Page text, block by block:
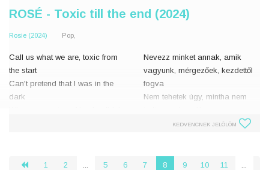
ROSÉ - Toxic till the end (2024)
Rosie (2024) Pop,
Call us what we are, toxic from
the start
Can't pretend that I was in the
dark
That you were jealous and
Nevezz minket annak, amik
vagyunk, mérgezőek, kezdettől
fogva
Nem tehetek úgy, mintha nem
Amikor találkoztál a
Akkor
KEDVENCNEK JELÖLÖM
‹ 1 2 ... 5 6 7 8 9 10 11
...